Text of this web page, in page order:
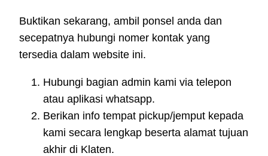
Buktikan sekarang, ambil ponsel anda dan
secepatnya hubungi nomer kontak yang
tersedia dalam website ini.
Hubungi bagian admin kami via telepon
atau aplikasi whatsapp.
Berikan info tempat pickup/jemput kepada
kami secara lengkap beserta alamat tujuan
akhir di Klaten.